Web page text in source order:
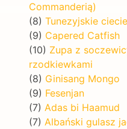
Commanderią)
(8) Tunezyjskie
(9) Capered Catfish
(10) Zupa z
rzodkiewkami
(8) Ginisang Mongo
(9) Fesenjan
(7) Adas bi Haamud
(7) Albański gulasz